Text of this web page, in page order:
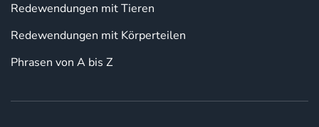
Redewendungen mit Tieren
Redewendungen mit Körperteilen
Phrasen von A bis Z